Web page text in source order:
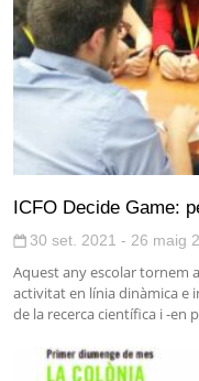
ICFO Decide Game:
30 set. 2021 - 26 maig
Aquest any escolar tornem
activitat en línia dinàmica e
de la recerca científica i -en